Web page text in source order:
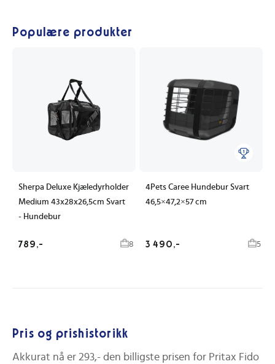
Populære produkter
Sherpa Deluxe Kjæledyrholder
Medium 43x28x26,5cm Svart
- Hundebur
789,- 8
4Pets Caree Hundebur Svart
46,5×47,2×57 cm
3 490,- 5
Pris og prishistorikk
Akkurat nå er 293,- den billigste prisen for Pritax Fido